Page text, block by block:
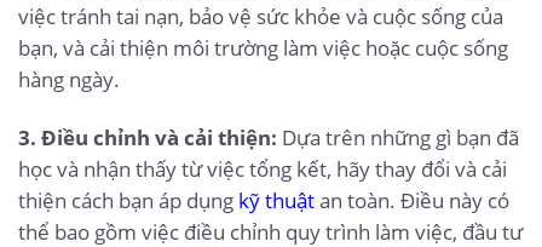
việc tránh tai nạn, bảo vệ sức khỏe và cuộc sống của
bạn, và cải thiện môi trường làm việc hoặc cuộc sống
hàng ngày.
3. Điều chỉnh và cải thiện: Dựa trên những gì bạn đã
học và nhận thấy từ việc tổng kết, hãy thay đổi và cải
thiện cách bạn áp dụng kỹ thuậtan toàn. Điều này có
thể bao gồm việc điều chỉnh quy trình làm việc, đầu tư